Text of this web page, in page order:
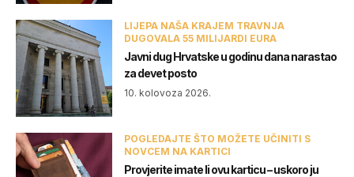
LIJEPA NAŠA KRAJEM TRAVNJA
DUGOVALA 55 MILIJARDI EURA
Javni dug Hrvatske u godinu dana narastao
za devet posto
10. kolovoza 2026.
POGLEDAJTE ŠTO MOŽETE UČINITI S
NOVCEM NA KARTICI
Provjerite imate li ovu karticu – uskoro ju